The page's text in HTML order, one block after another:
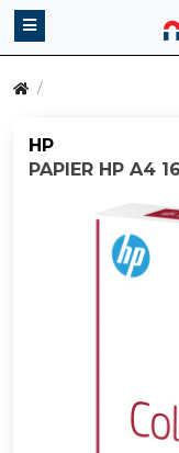
HP
PAPIER HP A4